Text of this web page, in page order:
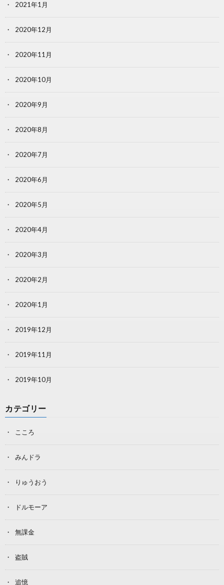
2021年1月
2020年12月
2020年11月
2020年10月
2020年9月
2020年8月
2020年7月
2020年6月
2020年5月
2020年4月
2020年3月
2020年2月
2020年1月
2019年12月
2019年11月
2019年10月
カテゴリー
こころ
みんドラ
りゅうおう
ドルモーア
無課金
盗賊
追憶